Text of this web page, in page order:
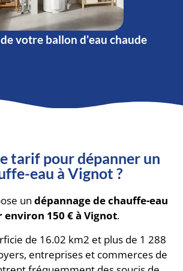
votre ballon d'eau chaude
tarif pour dépanner un
eau à Vignot ?
un dépannage de chauffe-eau
environ 150 € à Vignot.
de 16.02 km2 et plus de 1 288
entreprises et commerces de